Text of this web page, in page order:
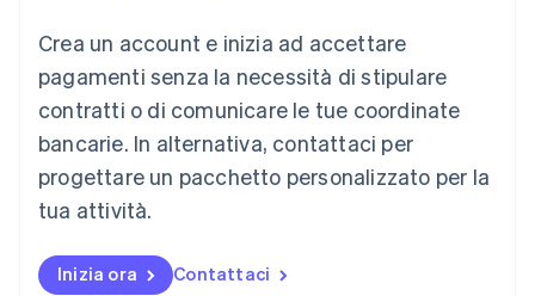
Crea un account e inizia ad accettare
pagamenti senza la necessità di stipulare
contratti o di comunicare le tue coordinate
bancarie. In alternativa, contattaci per
progettare un pacchetto personalizzato per la
tua attività.
Inizia ora Contattaci
Lussemburgo
Deutsch English
Malaysia
English 简体中文
Malta
Messico
EspañolEnglish
English
Nuova Zelanda